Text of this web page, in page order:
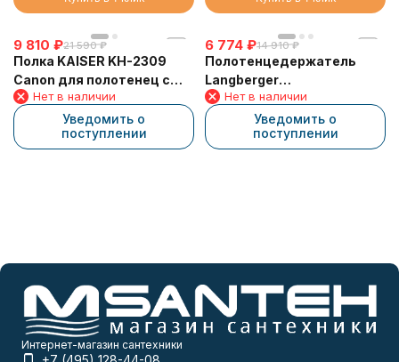
9 810 ₽21 590 ₽
Полка KAISER KH-2309
Canon для полотенец с
держателем
Нет в наличии
Уведомить о
поступлении
6 774 ₽14 910 ₽
Полотенцедержатель
Langberger
хромированный к стене
одинарный 65 см 11801A
Нет в наличии
Уведомить о
поступлении
Интернет-магазин сантехники